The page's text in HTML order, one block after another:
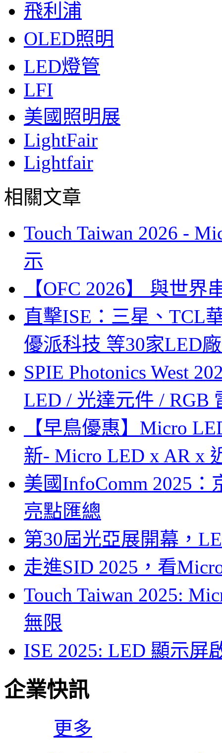
飛利浦
OLED照明
LED燈管
LFI
美國照明展
LightFair
Lightfair
相關文章
Touch Taiwan 2026 -
示
【OFC 2026】 與世界
直擊ISE：三星、TCL
優派科技 等30家LED
SPIE Photonics West
LED / 光達元件 / RGB
【早鳥優惠】Micro
新- Micro LED x AR x
美國InfoComm 2025
亮點匯總
第30屆光亞展開幕，
走進SID 2025，看
Touch Taiwan 2025:
無限
ISE 2025: LED 顯示屏
企業快訊
更多